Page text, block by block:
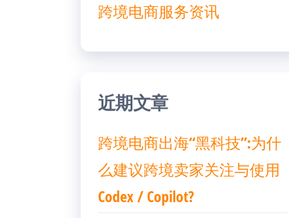
跨境电商服务资讯
近期文章
跨境电商出海“黑科技”:为什
么建议跨境卖家关注与使用
Codex / Copilot?